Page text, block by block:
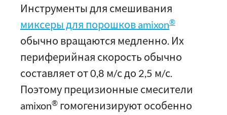
Инструменты для смешивания
миксеры для порошков amixon®
обычно вращаются медленно. Их
периферийная скорость обычно
составляет от 0,8 м/с до 2,5 м/с.
Поэтому прецизионные смесители
amixon® гомогенизируют особенно